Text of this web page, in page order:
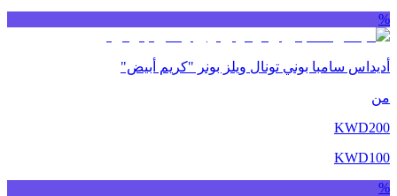
%
أديداس سامبا بوني تونال ويلز بونر "كريم أبيض"
من
KWD200
KWD100
%